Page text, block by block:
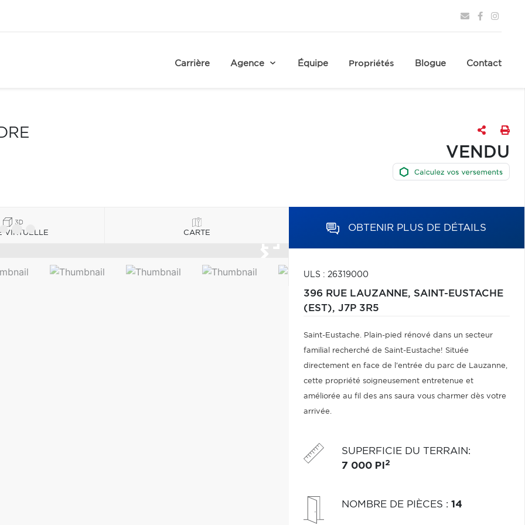
Carrière Agence Équipe Propriétés Blogue Contact
VENDU
VIRTUELLE CARTE
OBTENIR PLUS DE DÉTAILS
ULS : 26319000
396 RUE LAUZANNE, SAINT-EUSTACHE
(EST), J7P 3R5
Saint-Eustache. Plain-pied rénové dans un secteur
familial recherché de Saint-Eustache! Située
directement en face de l'entrée du parc de Lauzanne,
cette propriété soigneusement entretenue et
améliorée au fil des ans saura vous charmer dès votre
arrivée.
SUPERFICIE DU TERRAIN:
7 000 PI 2
NOMBRE DE PIÈCES : 14